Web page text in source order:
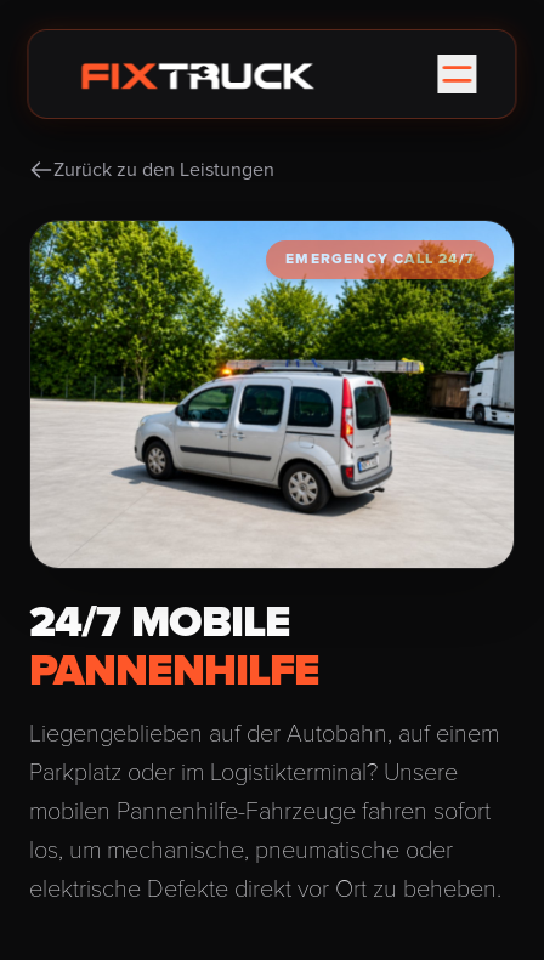
Zurück zu den Leistungen
EMERGENCY CALL 24/7
24/7 MOBILE
PANNENHILFE
Liegengeblieben auf der Autobahn, auf einem
Parkplatz oder im Logistikterminal? Unsere
mobilen Pannenhilfe-Fahrzeuge fahren sofort
los, um mechanische, pneumatische oder
elektrische Defekte direkt vor Ort zu beheben.